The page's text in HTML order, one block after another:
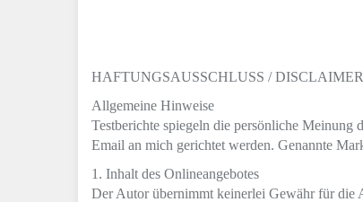
HAFTUNGSAUSSCHLUSS / DISCLAIMER
Allgemeine Hinweise
Testberichte spiegeln die persönliche
Email an mich gerichtet werden. Genannte
1. Inhalt des Onlineangebotes
Der Autor übernimmt keinerlei Gewähr für die